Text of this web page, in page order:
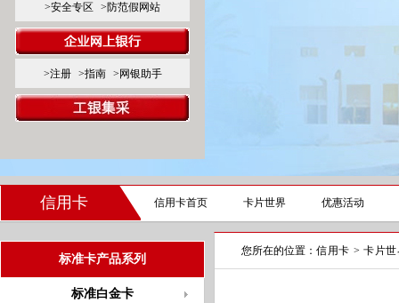
>安全专区
>防范假网站
>注册 >指南 >网银助手
信用卡 信用卡首页 卡片世界 优惠活动
标准卡产品系列
标准白金卡
您所在的位置： 信用卡 > 卡片